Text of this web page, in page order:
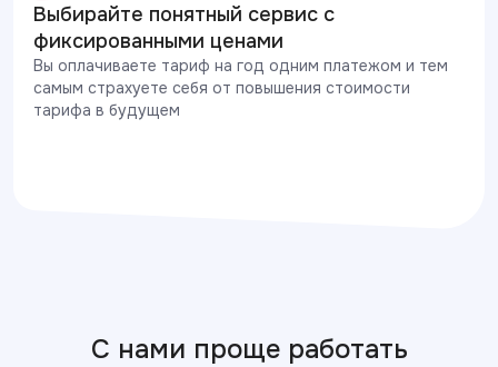
Выбирайте понятный сервис с
фиксированными ценами
Вы оплачиваете тариф на год одним платежом и тем
самым страхуете себя от повышения стоимости
тарифа в будущем
С нами проще работать